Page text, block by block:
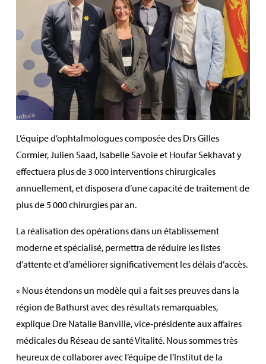
L’équipe d’ophtalmologues composée des Drs Gilles
Cormier, Julien Saad, Isabelle Savoie et Houfar Sekhavat y
effectuera plus de 3 000 interventions chirurgicales
annuellement, et disposera d’une capacité de traitement de
plus de 5 000 chirurgies par an.
La réalisation des opérations dans un établissement
moderne et spécialisé, permettra de réduire les listes
d’attente et d’améliorer significativement les délais d’accès.
« Nous étendons un modèle qui a fait ses preuves dans la
région de Bathurst avec des résultats remarquables,
explique Dre Natalie Banville, vice‑présidente aux affaires
médicales du Réseau de santé Vitalité. Nous sommes très
heureux de collaborer avec l’équipe de l’Institut de la